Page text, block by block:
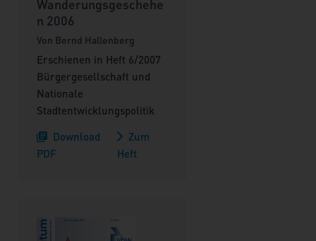
Wanderungsgeschehe
n 2006
Von Bernd Hallenberg
Erschienen in Heft 6/2007
Bürgergesellschaft und
Nationale
Stadtentwicklungspolitik
Download
PDF
Zum
Heft